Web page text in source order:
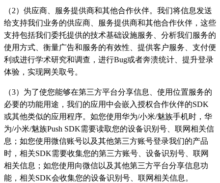
（2）供应商、服务提供商和其他合作伙伴。我们将信息发送
给支持我们业务的供应商、服务提供商和其他合作伙伴，这些
支持包括我们委托提供的技术基础设施服务、分析我们服务的
使用方式、衡量广告和服务的有效性、提供客户服务、支付便
利或进行学术研究和调查，进行Bug或者奔溃统计、提升登录
体验，实现网关取号。
（3）为了使您能够在第三方平台分享信息、使用位置服务的
必要的功能用途，我们的应用中会嵌入授权合作伙伴的SDK
或其他类似的应用程序。如您使用华为/小米/魅族手机时，华
为/小米/魅族Push SDK需要读取您的设备识别号、联网相关信
息；如您使用微信账号以及其他第三方账号登录我们的产品
时，相关SDK需要收集您的第三方账号、设备识别号、联网
相关信息；如您使用向微信以及其他第三方平台分享信息功
能，相关SDK会收集您的设备识别号、联网相关信息。